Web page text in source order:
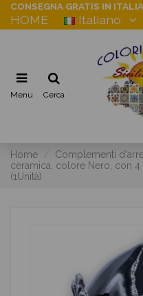
CONSEGNA GRATIS IN
HOME Italiano
Menu Cerca
Home Complementi
ceramica, colore Nero, con
(1Unità)